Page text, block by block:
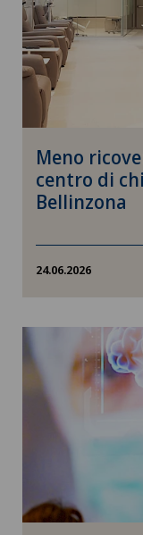
Meno
centro di
Bellinzona
24.06.2026